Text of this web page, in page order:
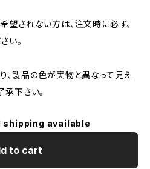
望されない方は、注文時に必ず、
い。
、製品の色が実物と異なって見え
承下さい。
available
to cart